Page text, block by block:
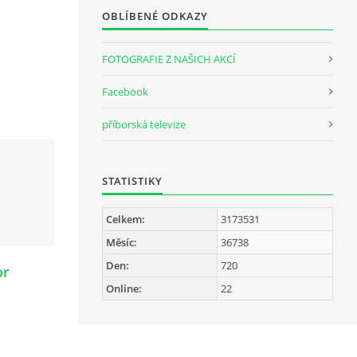
OBLÍBENÉ ODKAZY
FOTOGRAFIE Z NAŠICH AKCÍ
Facebook
příborská televize
STATISTIKY
Online: 22
Celkem:
3173531
Měsíc:
36738
Den:
720